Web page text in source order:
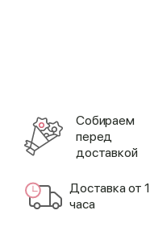
Cобираем
перед
доставкой
Доставка от 1
часа